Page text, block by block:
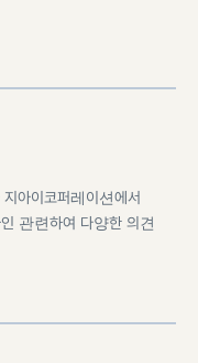
아이코퍼레이션에서
관련하여 다양한 의견